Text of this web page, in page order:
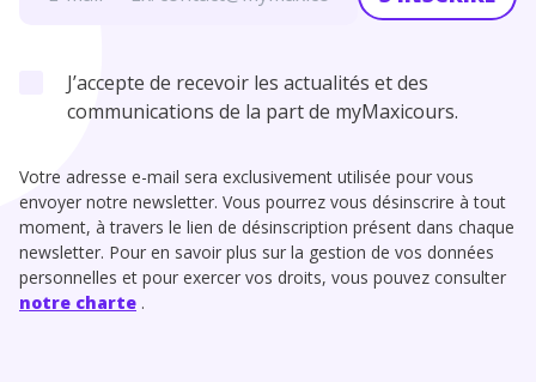
J’accepte de recevoir les actualités et des
communications de la part de myMaxicours.
Votre adresse e-mail sera exclusivement utilisée pour vous
envoyer notre newsletter. Vous pourrez vous désinscrire à tout
moment, à travers le lien de désinscription présent dans chaque
newsletter. Pour en savoir plus sur la gestion de vos données
personnelles et pour exercer vos droits, vous pouvez consulter
notre charte .